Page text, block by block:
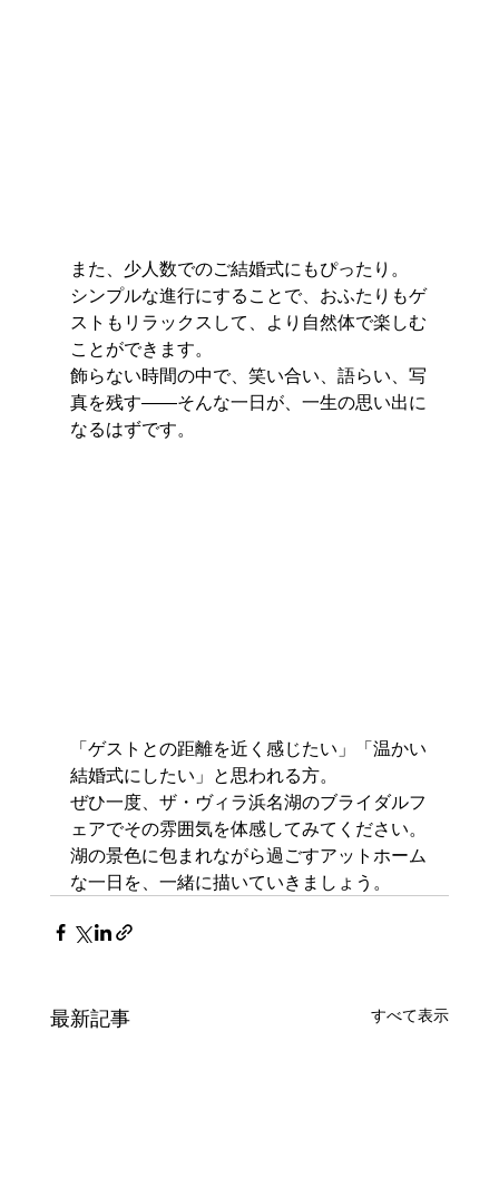
また、少人数でのご結婚式にもぴったり。
シンプルな進行にすることで、おふたりもゲ
ストもリラックスして、より自然体で楽しむ
ことができます。
飾らない時間の中で、笑い合い、語らい、写
真を残す――そんな一日が、一生の思い出に
なるはずです。
「ゲストとの距離を近く感じたい」「温かい
結婚式にしたい」と思われる方。
ぜひ一度、ザ・ヴィラ浜名湖のブライダルフ
ェアでその雰囲気を体感してみてください。
湖の景色に包まれながら過ごすアットホーム
な一日を、一緒に描いていきましょう。
最新記事 すべて表示